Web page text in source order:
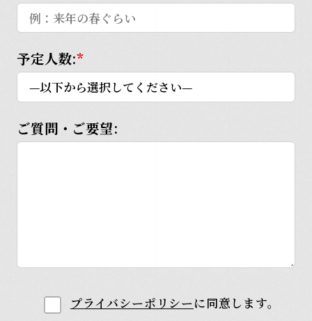
予定人数:*
ご質問・ご要望:
プライバシーポリシーに同意します。